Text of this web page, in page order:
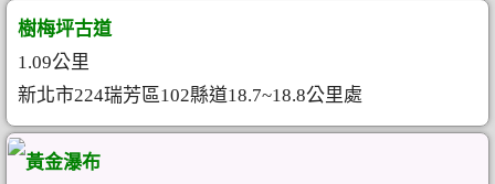
樹梅坪古道
1.09公里
新北市224瑞芳區102縣道18.7~18.8公里處
黃金瀑布